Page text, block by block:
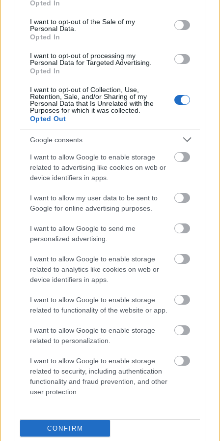
use your data for below specified purposes in below Google
consent section.
Opted In
I want to opt-out of the Sale of my
Personal Data.
Opted In
I want to opt-out of processing my
Personal Data for Targeted Advertising.
Opted In
I want to opt-out of Collection, Use,
Retention, Sale, and/or Sharing of my
Personal Data that Is Unrelated with the
Purposes for which it was collected.
Opted Out
Google consents
I want to allow Google to enable storage
related to advertising like cookies on web or
device identifiers in apps.
I want to allow my user data to be sent to
Google for online advertising purposes.
I want to allow Google to send me
personalized advertising.
I want to allow Google to enable storage
related to analytics like cookies on web or
device identifiers in apps.
I want to allow Google to enable storage
related to functionality of the website or app.
I want to allow Google to enable storage
related to personalization.
I want to allow Google to enable storage
related to security, including authentication
functionality and fraud prevention, and other
user protection.
CONFIRM
Rexfeatures